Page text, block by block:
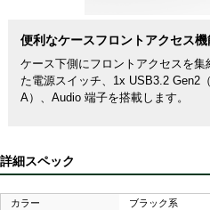
便利なケースフロントアクセス機
ケース下側にフロントアクセスを
た電源スイッチ、1x USB3.2 Gen2
A）、Audio 端子を搭載します。
詳細スペック
カラー
ブラック系